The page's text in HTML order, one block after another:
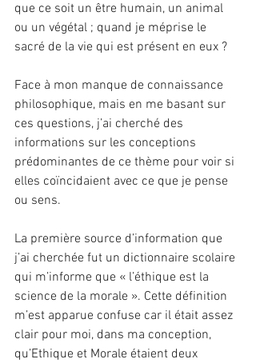
que ce soit un être humain, un animal
ou un végétal ; quand je méprise le
sacré de la vie qui est présent en eux ?
Face à mon manque de connaissance
philosophique, mais en me basant sur
ces questions, j’ai cherché des
informations sur les conceptions
prédominantes de ce thème pour voir si
elles coïncidaient avec ce que je pense
ou sens.
La première source d’information que
j’ai cherchée fut un dictionnaire scolaire
qui m’informe que « l’éthique est la
science de la morale ». Cette définition
m’est apparue confuse car il était assez
clair pour moi, dans ma conception,
qu’Ethique et Morale étaient deux